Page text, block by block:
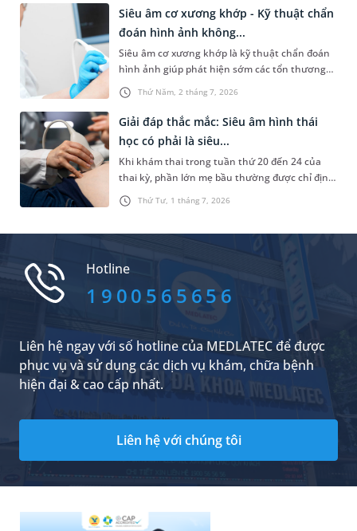
bệnh nhân lo lắng liệu Một tuần chụp X-quang
2 lần có sao không và tần suất thực hiện thế
nào mới an toàn. Bài viết dưới đây sẽ giải đáp
chi tiết thắc mắc trên, giúp bạn có cái nhìn
chính xác hơn để bảo vệ sức khỏe bản thân
một cách khoa học nhất.
Thứ Năm, 2 tháng 7, 2026
Siêu âm cơ xương khớp - Kỹ thuật chẩn
đoán hình ảnh không...
Siêu âm cơ xương khớp là kỹ thuật chẩn đoán
hình ảnh giúp phát hiện sớm các tổn thương
từ sâu bên trong hệ vận động mà mắt thường
không thể nhìn thấy. Vậy phương pháp này
thường được ứng dụng trong trường hợp nào
và quy trình thực hiện ra sao? Bài viết sau đây
sẽ cung cấp các thông tin chi tiết hơn để bạn
đọc tham khảo.
Thứ Tư, 1 tháng 7, 2026
Giải đáp thắc mắc: Siêu âm hình thái
học có phải là siêu...
Khi khám thai trong tuần thứ 20 đến 24 của
thai kỳ, phần lớn mẹ bầu thường được chỉ định
siêu âm hình thái học và siêu âm 4D. Vậy, siêu
âm hình thái học có phải là siêu âm 4D không
Hotline
1900565656
Liên hệ ngay với số hotline của MEDLATEC để được
phục vụ và sử dụng các dịch vụ khám, chữa bệnh
hiện đại & cao cấp nhất.
Liên hệ với chúng tôi